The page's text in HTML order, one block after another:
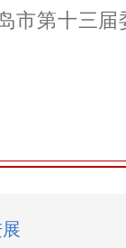
市第十三届